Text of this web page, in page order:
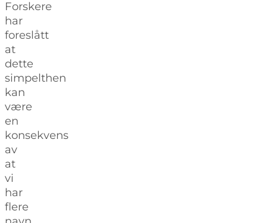
Forskere
har
foreslått
at
dette
simpelthen
kan
være
en
konsekvens
av
at
vi
har
flere